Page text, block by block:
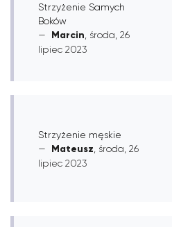
Strzyżenie Samych
Boków
Marcin , środa, 26
lipiec 2023
Strzyżenie męskie
Mateusz , środa, 26
lipiec 2023